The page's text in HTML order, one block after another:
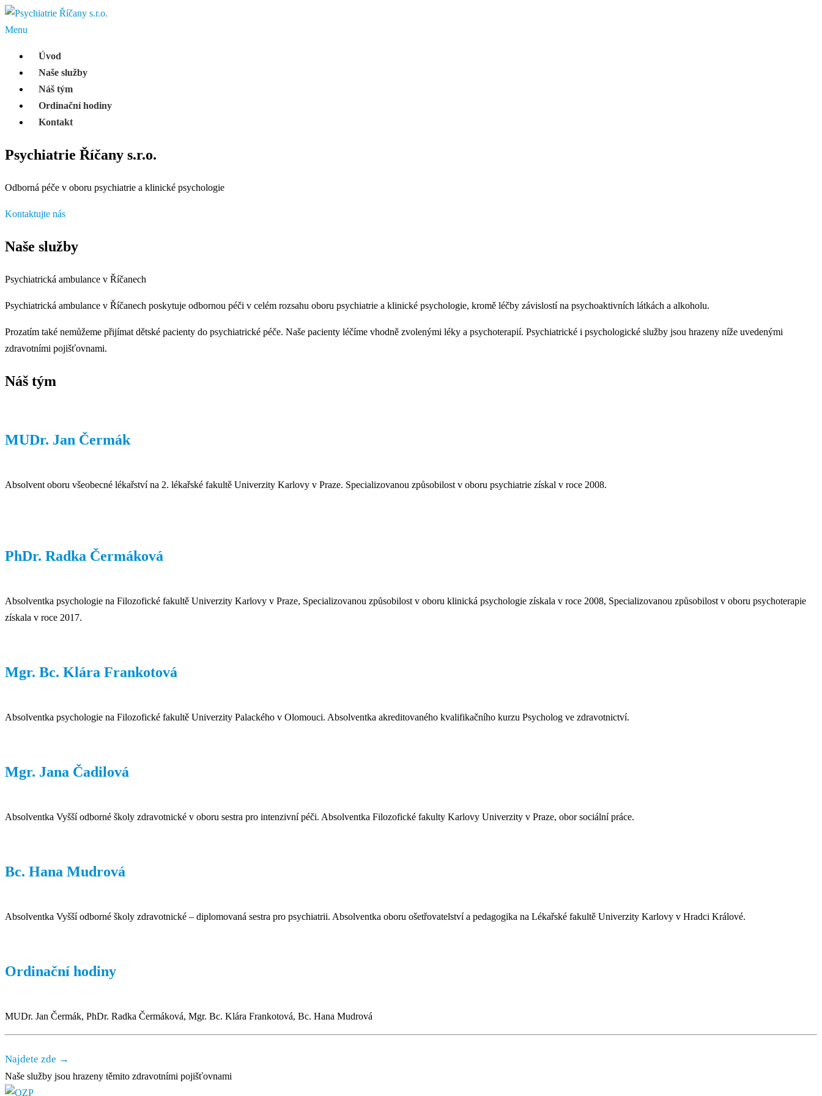
Přeskočit
na
Menu
Úvod
Naše služby
Náš tým
Ordinační hodiny
Kontakt
Psychiatrie Říčany s.r.o.
Odborná péče v oboru psychiatrie a klinické psychologie
Kontaktujte nás
Naše služby
Psychiatrická ambulance v Říčanech
Psychiatrická ambulance v Říčanech poskytuje odbornou péči v celém rozsahu oboru psychiatrie a klinické psychologie, kromě léčby závislostí na psychoaktivních látkách a alkoholu.
Prozatím také nemůžeme přijímat dětské pacienty do psychiatrické péče. Naše pacienty léčíme vhodně zvolenými léky a psychoterapií. Psychiatrické i psychologické služby jsou hrazeny níže uvedenými
zdravotními pojišťovnami.
Náš tým
MUDr. Jan Čermák
Absolvent oboru všeobecné lékařství na 2. lékařské fakultě Univerzity Karlovy v Praze. Specializovanou způsobilost v oboru psychiatrie získal v roce 2008.
PhDr. Radka Čermáková
Absolventka psychologie na Filozofické fakultě Univerzity Karlovy v Praze, Specializovanou způsobilost v oboru klinická psychologie získala v roce 2008, Specializovanou způsobilost v oboru psychoterapie
získala v roce 2017.
Mgr. Bc. Klára Frankotová
Absolventka psychologie na Filozofické fakultě Univerzity Palackého v Olomouci. Absolventka akreditovaného kvalifikačního kurzu Psycholog ve zdravotnictví.
Mgr. Jana Čadilová
Absolventka Vyšší odborné školy zdravotnické v oboru sestra pro intenzivní péči. Absolventka Filozofické fakulty Karlovy Univerzity v Praze, obor sociální práce.
Bc. Hana Mudrová
Absolventka Vyšší odborné školy zdravotnické – diplomovaná sestra pro psychiatrii. Absolventka oboru ošetřovatelství a pedagogika na Lékařské fakultě Univerzity Karlovy v Hradci Králové.
Ordinační hodiny
MUDr. Jan Čermák, PhDr. Radka Čermáková, Mgr. Bc. Klára Frankotová, Bc. Hana Mudrová
Najdete zde →
Naše služby jsou hrazeny těmito zdravotními pojišťovnami